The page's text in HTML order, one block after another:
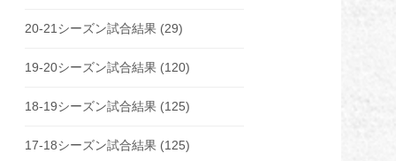
20-21シーズン試合結果 (29)
19-20シーズン試合結果 (120)
18-19シーズン試合結果 (125)
17-18シーズン試合結果 (125)